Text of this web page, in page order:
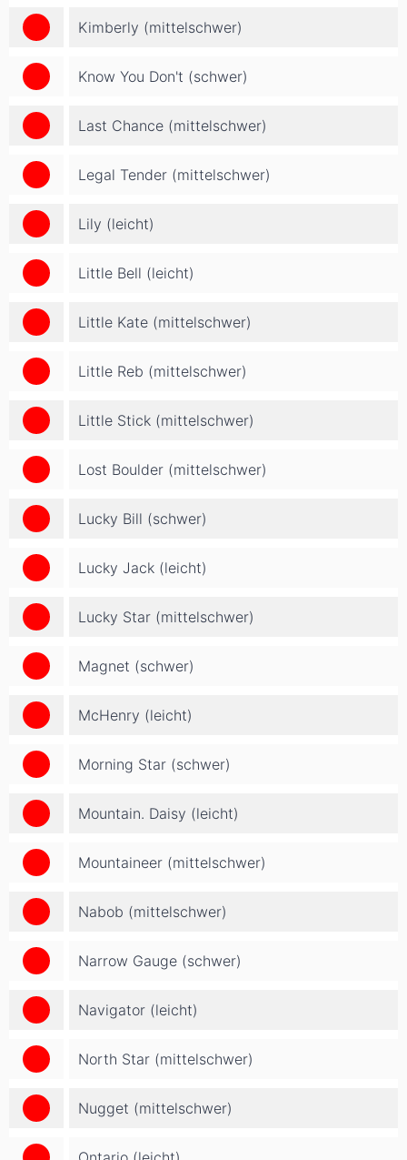
Kimberly (mittelschwer)
Know You Don't (schwer)
Last Chance (mittelschwer)
Legal Tender (mittelschwer)
Lily (leicht)
Little Bell (leicht)
Little Kate (mittelschwer)
Little Reb (mittelschwer)
Little Stick (mittelschwer)
Lost Boulder (mittelschwer)
Lucky Bill (schwer)
Lucky Jack (leicht)
Lucky Star (mittelschwer)
Magnet (schwer)
McHenry (leicht)
Morning Star (schwer)
Mountain. Daisy (leicht)
Mountaineer (mittelschwer)
Nabob (mittelschwer)
Narrow Gauge (schwer)
Navigator (leicht)
North Star (mittelschwer)
Nugget (mittelschwer)